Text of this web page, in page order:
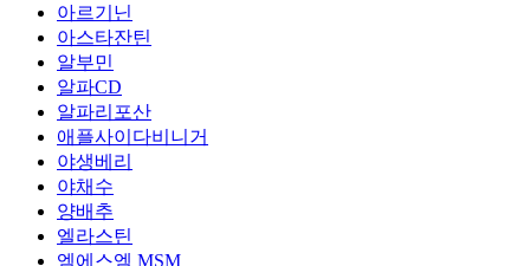
아르기닌
아스타잔틴
알부민
알파CD
알파리포산
애플사이다비니거
야생베리
야채수
양배추
엘라스틴
엠에스엠 MSM